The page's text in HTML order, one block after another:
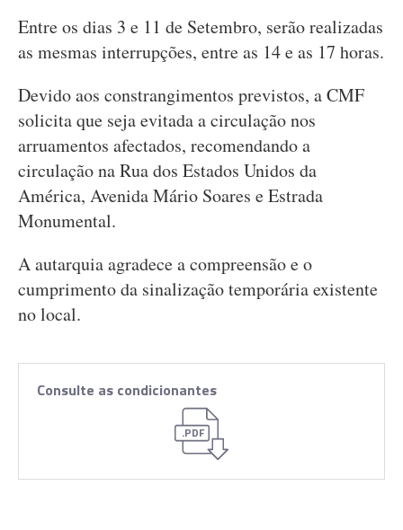
Entre os dias 3 e 11 de Setembro, serão realizadas
as mesmas interrupções, entre as 14 e as 17 horas.
Devido aos constrangimentos previstos, a CMF
solicita que seja evitada a circulação nos
arruamentos afectados, recomendando a
circulação na Rua dos Estados Unidos da
América, Avenida Mário Soares e Estrada
Monumental.
A autarquia agradece a compreensão e o
cumprimento da sinalização temporária existente
no local.
.PDF
Consulte as condicionantes